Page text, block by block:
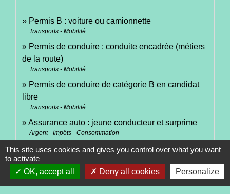
Permis B : voiture ou camionnette
Transports - Mobilité
Permis de conduire : conduite encadrée (métiers
de la route)
Transports - Mobilité
Permis de conduire de catégorie B en candidat
libre
Transports - Mobilité
Assurance auto : jeune conducteur et surprime
Argent - Impôts - Consommation
Équipements obligatoires en voiture : gilet de
sécurité, triangle...
Transports - Mobilité
This site uses cookies and gives you control over what you want
to activate
OK, accept all
Deny all cookies Personalize